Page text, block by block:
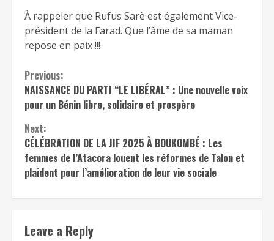
À rappeler que Rufus Sarè est également Vice-
président de la Farad. Que l’âme de sa maman
repose en paix !!!
Continue
Reading
Previous:
NAISSANCE DU PARTI “LE LIBÉRAL” : Une nouvelle voix
pour un Bénin libre, solidaire et prospère
Next:
CÉLÉBRATION DE LA JIF 2025 À BOUKOMBÉ : Les
femmes de l’Atacora louent les réformes de Talon et
plaident pour l’amélioration de leur vie sociale
Leave a Reply